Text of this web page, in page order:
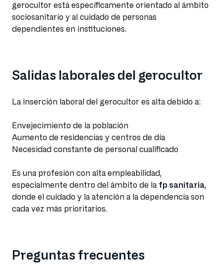
gerocultor está específicamente orientado al ámbito
sociosanitario y al cuidado de personas
dependientes en instituciones.
Salidas laborales del gerocultor
La inserción laboral del gerocultor es alta debido a:
Envejecimiento de la población
Aumento de residencias y centros de día
Necesidad constante de personal cualificado
Es una profesión con alta empleabilidad,
especialmente dentro del ámbito de la fp sanitaria,
donde el cuidado y la atención a la dependencia son
cada vez más prioritarios.
Preguntas frecuentes